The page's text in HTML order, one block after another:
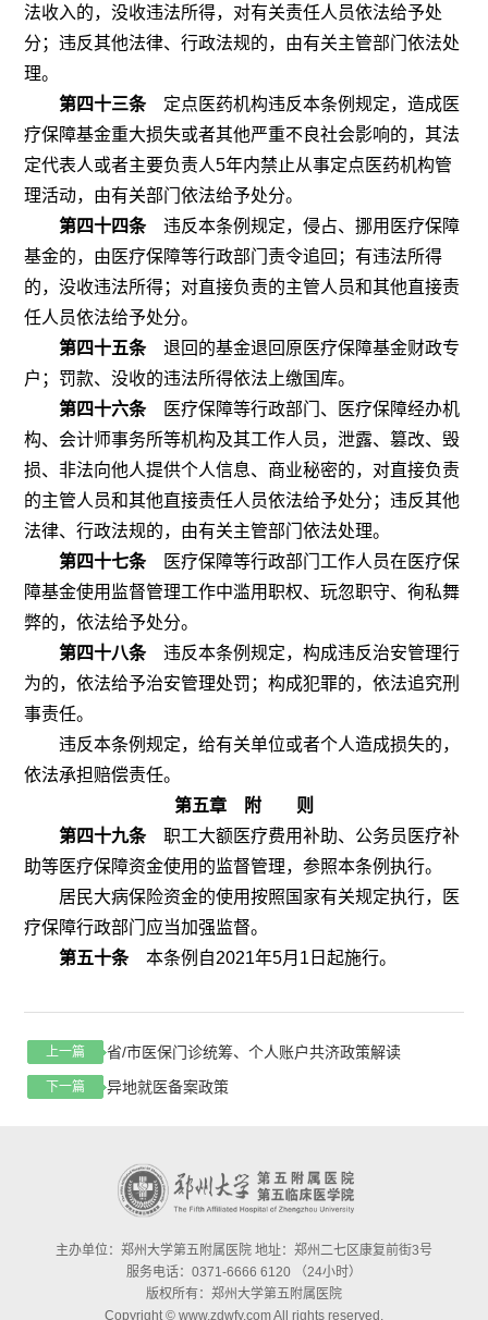
法收入的，没收违法所得，对有关责任人员依法给予处
分；违反其他法律、行政法规的，由有关主管部门依法处
理。
第四十三条定点医药机构违反本条例规定，造成医
疗保障基金重大损失或者其他严重不良社会影响的，其法
定代表人或者主要负责人5年内禁止从事定点医药机构管
理活动，由有关部门依法给予处分。
第四十四条违反本条例规定，侵占、挪用医疗保障
基金的，由医疗保障等行政部门责令追回；有违法所得
的，没收违法所得；对直接负责的主管人员和其他直接责
任人员依法给予处分。
第四十五条退回的基金退回原医疗保障基金财政专
户；罚款、没收的违法所得依法上缴国库。
第四十六条医疗保障等行政部门、医疗保障经办机
构、会计师事务所等机构及其工作人员，泄露、篡改、毁
损、非法向他人提供个人信息、商业秘密的，对直接负责
的主管人员和其他直接责任人员依法给予处分；违反其他
法律、行政法规的，由有关主管部门依法处理。
第四十七条医疗保障等行政部门工作人员在医疗保
障基金使用监督管理工作中滥用职权、玩忽职守、徇私舞
弊的，依法给予处分。
第四十八条违反本条例规定，构成违反治安管理行
为的，依法给予治安管理处罚；构成犯罪的，依法追究刑
事责任。
违反本条例规定，给有关单位或者个人造成损失的，
依法承担赔偿责任。
第五章 附 则
第四十九条职工大额医疗费用补助、公务员医疗补
助等医疗保障资金使用的监督管理，参照本条例执行。
居民大病保险资金的使用按照国家有关规定执行，医
疗保障行政部门应当加强监督。
第五十条本条例自2021年5月 1 日起施行。
上一篇 省/市医保门诊统筹、个人账户共济政策解读
下一篇 异地就医备案政策
主办单位：郑州大学第五附属医院 地址：郑州二七区康复前街3号
服务电话：0371-6666 6120 （24小时）
版权所有：郑州大学第五附属医院
Copyright © www.zdwfy.com All rights reserved.